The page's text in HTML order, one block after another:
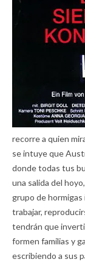
recorre a quien
se intuye que
donde todas tus
una salida del
grupo de hormigas
trabajar,
tendrán que
formen familias y
escribiendo a sus